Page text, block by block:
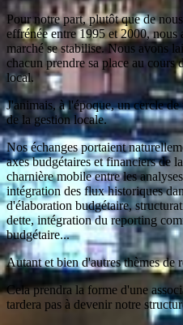
Pour notre part, plutôt que de
effrénée entre 1995 et 2000,
marché se stabilise. Nous avons
chacun prendre sa place au cours
local.
J'animais, à l'époque, un cercle
de la gestion locale.
Nos échanges portaient
axes budgétaires et financiers de
charnière mobile entre les
intégration des flux historiques
d'élaboration budgétaire,
dette, intégration du reporting
budgétaire...
Autant et bien d'autres thèmes de
Cela prendra la forme d'une
tardera pas à devenir notre